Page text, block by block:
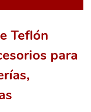
Teflón
para